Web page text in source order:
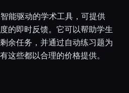
智能驱动的学术工具，可提供
的即时反馈。它可以帮助学生
余任务，并通过自动练习题为
些都以合理的价格提供。